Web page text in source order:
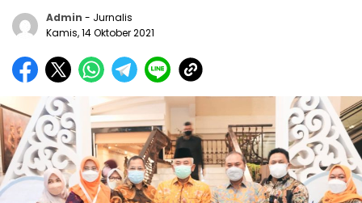
Admin - Jurnalis
Kamis, 14 Oktober 2021